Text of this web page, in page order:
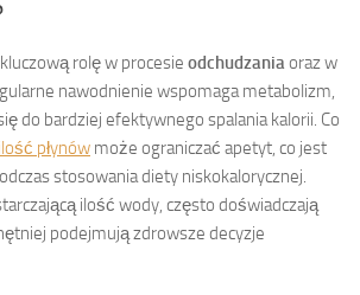
rolę w procesie odchudzania oraz w
nawodnienie wspomaga metabolizm,
do bardziej efektywnego spalania kalorii. Co
ilość płynów może ograniczać apetyt, co jest
stosowania diety niskokalorycznej.
ilość wody, często doświadczają
podejmują zdrowsze decyzje